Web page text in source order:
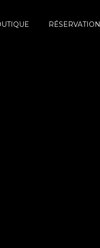
RÉSERVATION